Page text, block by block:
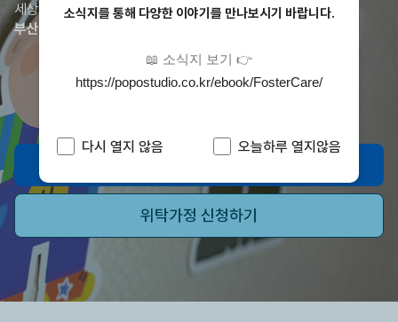
세상 모든 아이들이 사랑 안에서 자랄 수 있도록
부산광역시가정위탁지원센터
위탁가정 신청하기
소식지를 통해 다양한 이야기를 만나보시기 바랍니다.
📖 소식지 보기 👉
https://popostudio.co.kr/ebook/FosterCare/
다시 열지 않음 오늘하루 열지않음